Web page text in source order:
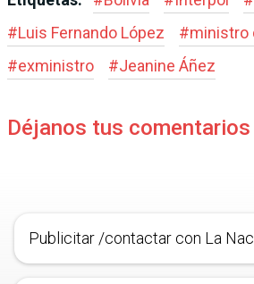
#Luis Fernando López #ministro
#exministro #Jeanine Áñez
Déjanos tus comentarios
Publicitar /contactar con La